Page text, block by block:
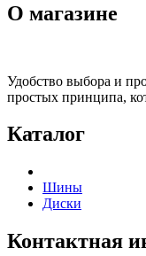
О магазине
Удобство выбора и
простых принципа,
Каталог
Шины
Диски
Контактная